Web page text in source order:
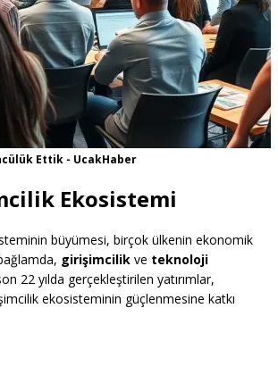
Ettik - UcakHaber
Ekosistemi
büyümesi, birçok ülkenin ekonomik
girişimcilik ve teknoloji
22 yılda gerçekleştirilen yatırımlar,
ekosisteminin güçlenmesine katkı